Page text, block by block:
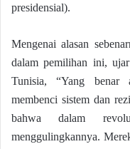
presidensial).
Mengenai alasan
dalam pemilihan ini,
Tunisia, “Yang benar
membenci sistem dan
bahwa dalam
menggulingkannya.